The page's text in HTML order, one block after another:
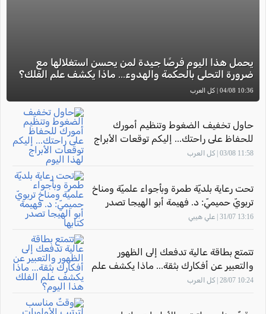
يحمل هذا اليوم فرصًا جيدة لمن يحسن استغلالها مع
ضرورة التحلي بالحكمة والهدوء... ماذا يكشف علم الفلك؟
10:36 04/08 | كل العرب
حاول تخفيف الضغوط وتنظيم أمورك
للحفاظ على راحتك... إليكم توقعات الأبراج
لهذا اليوم
11:58 03/08 | كل العرب
تحت رعاية بلديّة طمرة وبأجواء علميّة ومناخ
تربويّ حميميّ: د. فهيمة أبو الهيجا تصدر
كتابها "أثر المهارة" بحضور الاتّحاد القطريّ
13:16 31/07 | علي هيبي
تتمتع بطاقة عالية تدفعك إلى الظهور
والتعبير عن أفكارك بثقة... ماذا يكشف علم
الفلك هذا اليوم؟
10:24 28/07 | كل العرب